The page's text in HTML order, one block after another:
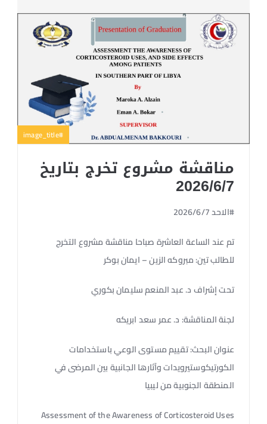
#image_title
مناقشة مشروع تخرج بتاريخ
2026/6/7
#الاحد 2026/6/7
تم عند الساعة العاشرة صباحا مناقشة مشروع التخرج
للطالب تين: مبروكه الزين – ايمان بوكر
تحت إشراف د. عبد المنعم سليمان بكوري
لجنة المناقشة: د. عمر سعد ابريكه
عنوان البحث: تقييم مستوى الوعي باستخدامات
الكورتيكوستيرويدات وآثارها الجانبية بين المرضى في
المنطقة الجنوبية من ليبيا
Assessment of the Awareness of Corticosteroid Uses